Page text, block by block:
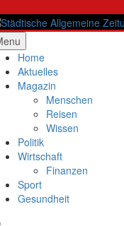
to
content Allgemeine Zeitung
Home
Aktuelles
Magazin
Menschen
Reisen
Wissen
Politik
Wirtschaft
Finanzen
Sport
Gesundheit